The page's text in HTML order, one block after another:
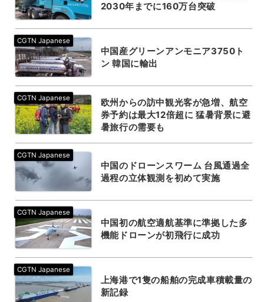
2030年までに160万台突破
中国産グリーンアンモニア3750ト
ン 韓国に輸出
欧州からの訪中観光客が急増、航空
券予約は最大12倍超に 猛暑背景に避
暑旅行の需要も
中国のドローンスワーム 台風通過全
過程の立体観測を初めて実施
中国初の航空適航基準に準拠した多
機能ドローンが初飛行に成功
上海港で1隻の船舶の完成車積載量の
新記録